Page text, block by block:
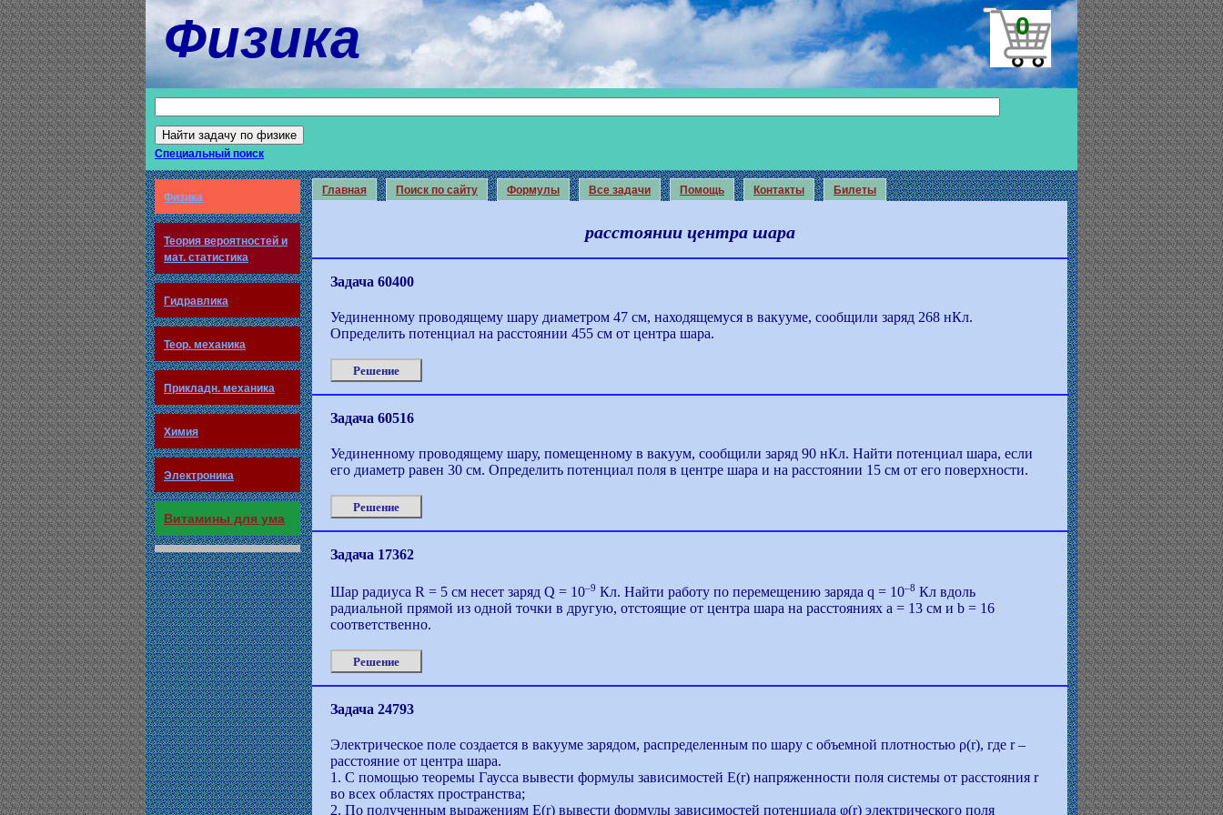
Физика 0
Специальный поиск
Физика
Теория вероятностей и
мат. статистика
Гидравлика
Теор. механика
Прикладн. механика
Химия
Электроника
Витамины для ума
Главная Поиск по сайту Формулы Все задачи Помощь Контакты Билеты
расстоянии центра шара
Задача 60400
Уединенному проводящему шару диаметром 47 см, находящемуся в вакууме, сообщили заряд 268 нКл.
Определить потенциал на расстоянии 455 см от центра шара.
Решение
Задача 60516
Уединенному проводящему шару, помещенному в вакуум, сообщили заряд 90 нКл. Найти потенциал шара, если
его диаметр равен 30 см. Определить потенциал поля в центре шара и на расстоянии 15 см от его поверхности.
Решение
Задача 17362
Шар радиуса R = 5 см несет заряд Q = 10–9 Кл. Найти работу по перемещению заряда q = 10–8 Кл вдоль
радиальной прямой из одной точки в другую, отстоящие от центра шара на расстояниях а = 13 см и b = 16
соответственно.
Решение
Задача 24793
Электрическое поле создается в вакууме зарядом, распределенным по шару с объемной плотностью ρ(r), где r –
расстояние от центра шара.
1. С помощью теоремы Гаусса вывести формулы зависимостей E(r) напряженности поля системы от расстояния r
во всех областях пространства;
2. По полученным выражениям E(r) вывести формулы зависимостей потенциала φ(r) электрического поля